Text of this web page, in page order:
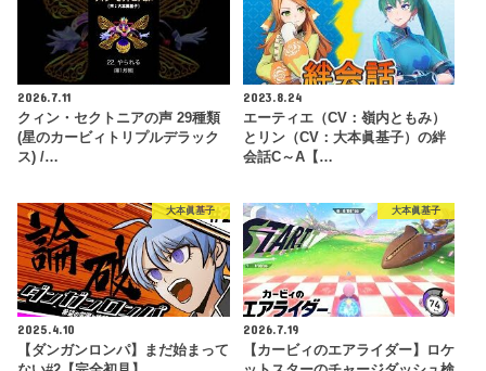
2026.7.11
クィン・セクトニアの声 29種類
(星のカービィトリプルデラック
ス) /…
2023.8.24
エーティエ（CV：嶺内ともみ）
とリン（CV：大本眞基子）の絆
会話C～A【…
大本眞基子
2025.4.10
【ダンガンロンパ】まだ始まって
大本眞基子
2026.7.19
【カービィのエアライダー】ロケ